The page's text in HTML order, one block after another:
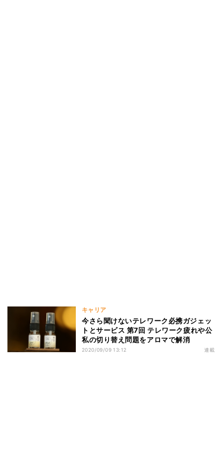
キャリア
今さら聞けないテレワーク必携ガジェッ
トとサービス 第7回 テレワーク疲れや公
私の切り替え問題をアロマで解消
2020/09/09 13:12 連載